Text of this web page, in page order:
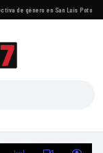
de género en San Luis Potosí